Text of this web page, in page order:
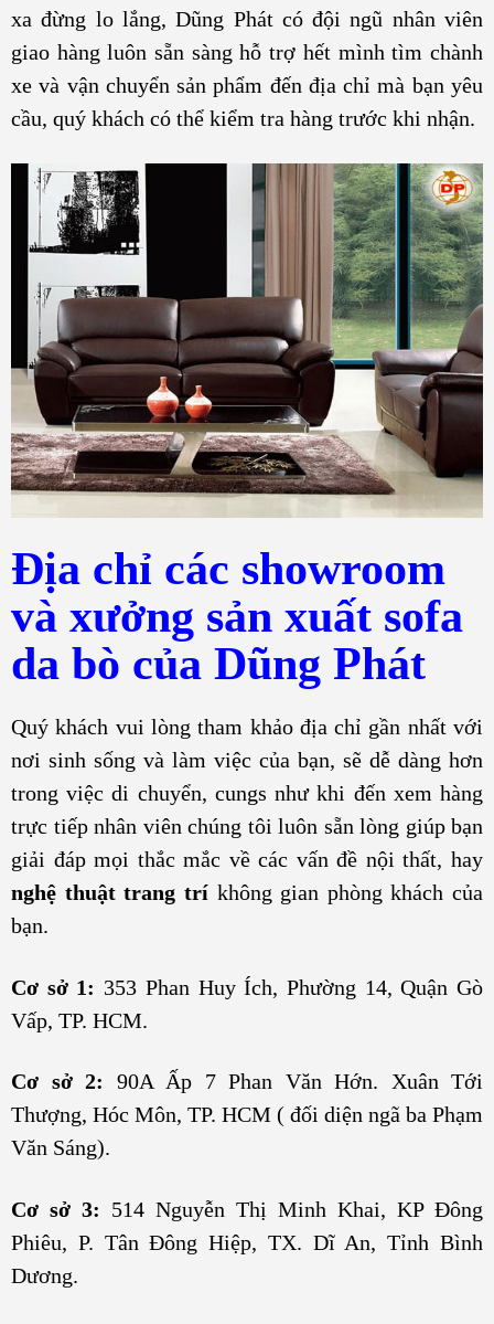
xa đừng lo lắng, Dũng Phát có đội ngũ nhân viên
giao hàng luôn sẵn sàng hỗ trợ hết mình tìm chành
xe và vận chuyển sản phẩm đến địa chỉ mà bạn yêu
cầu, quý khách có thể kiểm tra hàng trước khi nhận.
Địa chỉ các showroom
và xưởng sản xuất sofa
da bò của Dũng Phát
Quý khách vui lòng tham khảo địa chỉ gần nhất với
nơi sinh sống và làm việc của bạn, sẽ dễ dàng hơn
trong việc di chuyển, cungs như khi đến xem hàng
trực tiếp nhân viên chúng tôi luôn sẵn lòng giúp bạn
giải đáp mọi thắc mắc về các vấn đề nội thất, hay
nghệ thuật trang trí không gian phòng khách của
bạn.
Cơ sở 1: 353 Phan Huy Ích, Phường 14, Quận Gò
Vấp, TP. HCM.
Cơ sở 2: 90A Ấp 7 Phan Văn Hớn. Xuân Tới
Thượng, Hóc Môn, TP. HCM ( đối diện ngã ba Phạm
Văn Sáng).
Cơ sở 3: 514 Nguyễn Thị Minh Khai, KP Đông
Phiêu, P. Tân Đông Hiệp, TX. Dĩ An, Tỉnh Bình
Dương.